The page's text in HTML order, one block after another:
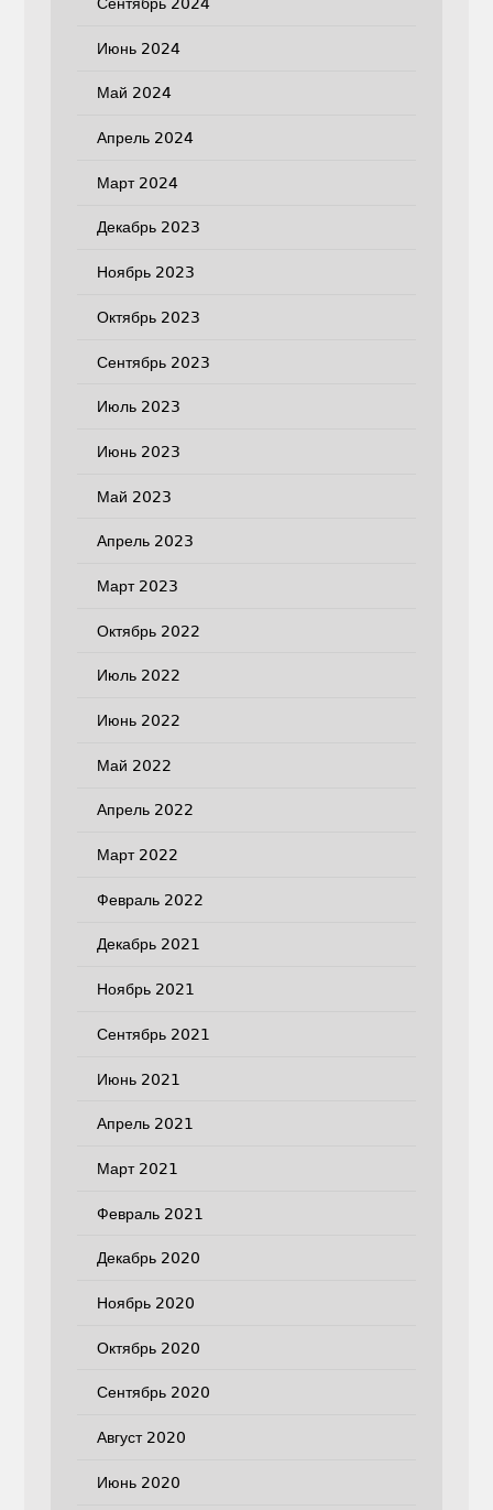
Июнь 2024
Май 2024
Апрель 2024
Март 2024
Декабрь 2023
Ноябрь 2023
Октябрь 2023
Сентябрь 2023
Июль 2023
Июнь 2023
Май 2023
Апрель 2023
Март 2023
Октябрь 2022
Июль 2022
Июнь 2022
Май 2022
Апрель 2022
Март 2022
Февраль 2022
Декабрь 2021
Ноябрь 2021
Сентябрь 2021
Июнь 2021
Апрель 2021
Март 2021
Февраль 2021
Декабрь 2020
Ноябрь 2020
Октябрь 2020
Сентябрь 2020
Август 2020
Июнь 2020